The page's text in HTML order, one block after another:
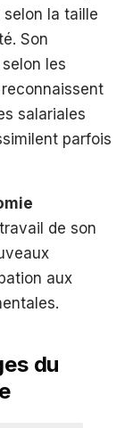
la taille
Son
les
salariales
parfois
de son
aux
du